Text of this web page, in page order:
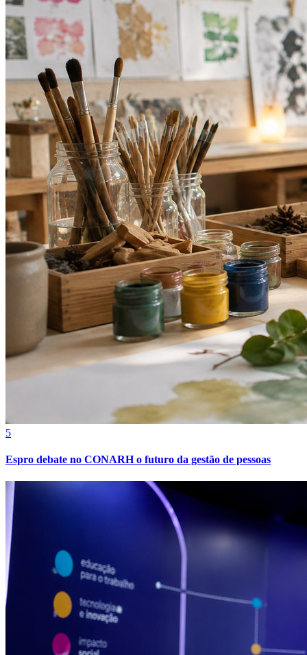
Athletico-PR
Bragantino
5
Espro debate no CONARH o futuro da gestão de pessoas